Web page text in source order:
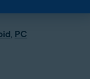
, PC